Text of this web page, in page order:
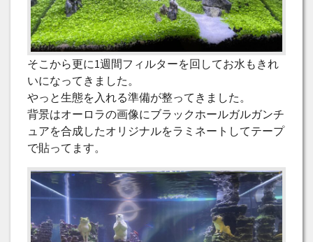
そこから更に1週間フィルターを回してお水もきれ
いになってきました。
やっと生態を入れる準備が整ってきました。
背景はオーロラの画像にブラックホールガルガンチ
ュアを合成したオリジナルをラミネートしてテープ
で貼ってます。